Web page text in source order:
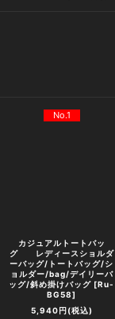
No.1
カジュアルトートバッ
グ レディースショルダ
ーバッグ/トートバッグ/シ
ョルダー/bag/デイリーバ
ッグ/斜め掛けバッグ [Ru-
BG58]
5,940円(税込)